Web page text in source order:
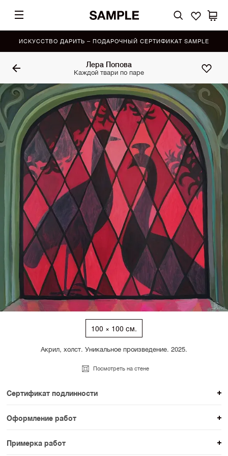
ИСКУССТВО ДАРИТЬ – ПОДАРОЧНЫЙ СЕРТИФИКАТ SAMPLE
Лера Попова
Каждой твари по паре
100 × 100 см.
Акрил, холст. Уникальное произведение. 2025.
Посмотреть на стене
Сертификат подлинности
К каждому авторскому произведению мы
прикладываем сертификат подлинности. Для товаров
раздела SAMPLE СЕРИЯ сертификаты не
Оформление работ
При покупке произведения вы можете выбрать и
оплатить вариант оформления. На сайте доступен
Примерка работ